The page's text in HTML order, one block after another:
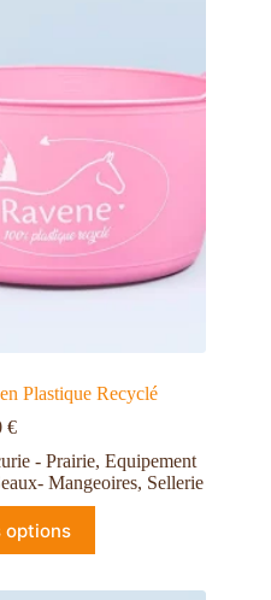
Plastique Recyclé
€
- Prairie, Equipement
Mangeoires, Sellerie
options